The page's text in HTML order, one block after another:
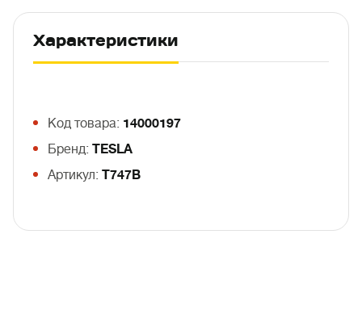
Характеристики
Код товара: 14000197
Бренд: TESLA
Артикул: T747B